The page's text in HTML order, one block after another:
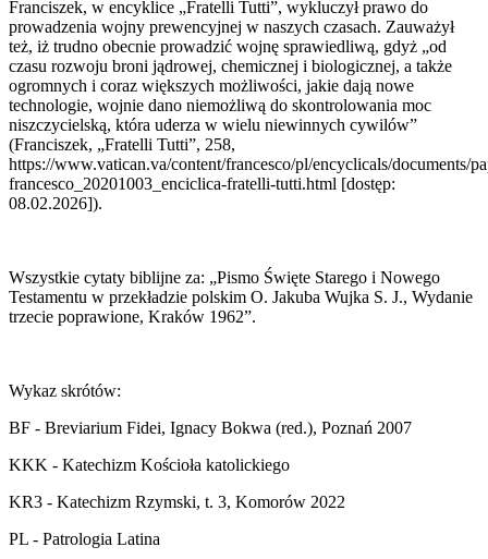
Franciszek, w encyklice „Fratelli Tutti”, wykluczył prawo do
prowadzenia wojny prewencyjnej w naszych czasach. Zauważył
też, iż trudno obecnie prowadzić wojnę sprawiedliwą, gdyż „od
czasu rozwoju broni jądrowej, chemicznej i biologicznej, a także
ogromnych i coraz większych możliwości, jakie dają nowe
technologie, wojnie dano niemożliwą do skontrolowania moc
niszczycielską, która uderza w wielu niewinnych cywilów”
(Franciszek, „Fratelli Tutti”, 258,
https://www.vatican.va/content/francesco/pl/encyclicals/documents/
francesco_20201003_enciclica-fratelli-tutti.html [dostęp:
08.02.2026]).
Wszystkie cytaty biblijne za: „Pismo Święte Starego i Nowego
Testamentu w przekładzie polskim O. Jakuba Wujka S. J., Wydanie
trzecie poprawione, Kraków 1962”.
Wykaz skrótów:
BF - Breviarium Fidei, Ignacy Bokwa (red.), Poznań 2007
KKK - Katechizm Kościoła katolickiego
KR3 - Katechizm Rzymski, t. 3, Komorów 2022
PL - Patrologia Latina